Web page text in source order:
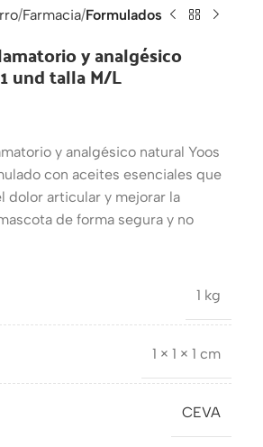
Farmacia Formulados
y analgésico
und talla M/L
y analgésico natural Yoos
con aceites esenciales que
dolor articular y mejorar la
de forma segura y no
1 kg
1 × 1 × 1 cm
CEVA